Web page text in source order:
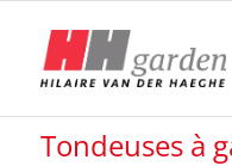
Tondeuses à